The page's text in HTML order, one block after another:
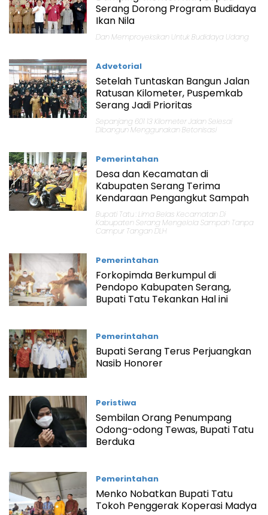
Serang Dorong Program Budidaya
Ikan Nila
Dan Memproyeksikan Untuk Budidaya Udang
Advetorial
Setelah Tuntaskan Bangun Jalan
Ratusan Kilometer, Puspemkab
Serang Jadi Prioritas
Sepanjang 601 13 Kilometer Jalan Selesai
Dibangun Menggunakan Betonisasi
Pemerintahan
Desa dan Kecamatan di
Kabupaten Serang Terima
Kendaraan Pengangkut Sampah
Bupati Tatu : Lima Belas Kecamatan Di
Kabupaten Serang Mengelola Sampah Tanpa
Campur Tangan DLH
Pemerintahan
Forkopimda Berkumpul di
Pendopo Kabupaten Serang,
Bupati Tatu Tekankan Hal ini
Pemerintahan
Bupati Serang Terus Perjuangkan
Nasib Honorer
Peristiwa
Sembilan Orang Penumpang
Odong-odong Tewas, Bupati Tatu
Berduka
Pemerintahan
Menko Nobatkan Bupati Tatu
Tokoh Penggerak Koperasi Madya